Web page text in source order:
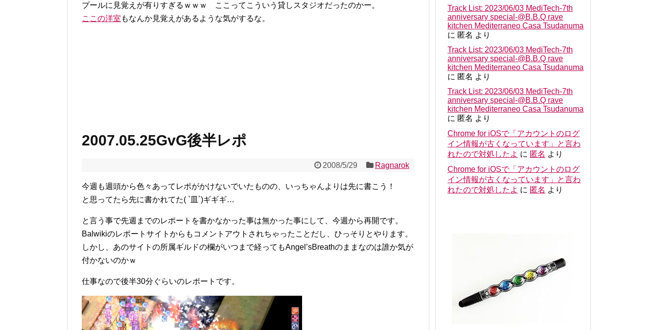
プールに見覚えが有りすぎるｗｗｗ ここってこういう貸しスタジオだったのかー。
ここの洋室 もなんか見覚えがあるような気がするな。
2007.05.25GvG後半レポ
2008/5/29 Ragnarok
今週も週頭から色々あってレポがかけないでいたものの、いっちゃんよりは先に書こう！
と思ってたら先に書かれてた( `皿´)ギギギ…
と言う事で先週までのレポートを書かなかった事は無かった事にして、今週から再開です。
Balwikiのレポートサイトからもコメントアウトされちゃったことだし、ひっそりとやります。
しかし、あのサイトの所属ギルドの欄がいつまで経ってもAngel’sBreathのままなのは誰か気が
付かないのかｗ
仕事なので後半30分ぐらいのレポートです。
Track List: 2023/06/03 MediTech-7th
anniversary special-@B.B.Q rave
kitchen Mediterraneo Casa Tsudanuma
に 匿名 より
Track List: 2023/06/03 MediTech-7th
anniversary special-@B.B.Q rave
kitchen Mediterraneo Casa Tsudanuma
に 匿名 より
Track List: 2023/06/03 MediTech-7th
anniversary special-@B.B.Q rave
kitchen Mediterraneo Casa Tsudanuma
に 匿名 より
Chrome for iOSで「アカウントのログ
イン情報が古くなっています」と言わ
れたので対処したよ に 匿名 より
Chrome for iOSで「アカウントのログ
イン情報が古くなっています」と言わ
れたので対処したよ に 匿名 より